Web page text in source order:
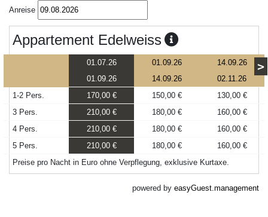
Anreise
Appartement Edelweiss
>
01.07.26
01.09.26
01.09.26
14.09.26
14.09.26
02.11.26
1-2 Pers.
170,00 € 150,00 €
130,00 €
3 Pers.
210,00 € 180,00 €
160,00 €
4 Pers.
210,00 € 180,00 €
160,00 €
5 Pers.
210,00 € 180,00 €
160,00 €
Preise pro Nacht in Euro ohne Verpflegung, exklusive Kurtaxe.
powered by easyGuest.management